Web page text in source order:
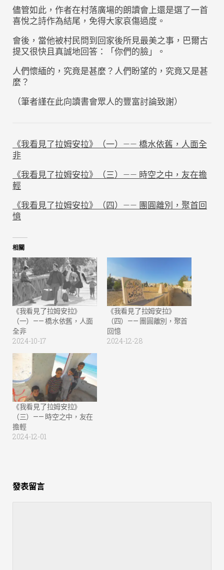
儘管如此，作者在村落廣場的朗讀會上還是選了一首
喜悅之詩作為結尾，免得大家哀傷過度。
會後，當他被村民問到回家後所見最美之事，巴爾古
提又很快且真誠地回答：「你們的臉」。
人們懷緬的，究竟是甚麼？人們盼望的，究竟又是甚
麼？
（筆者謹在此向讀書會眾人的豐富討論致謝）
《我看見了拉姆安拉》（一）—— 橋水依舊，人面全
非
《我看見了拉姆安拉》（三）—— 時空之中，友在擔
輕
《我看見了拉姆安拉》（四）—— 團圓離別，聚首回
憶
相關
《我看見了拉姆安拉》
（一）—— 橋水依舊，人面
全非
2024-10-17
《我看見了拉姆安拉》
（四）—— 團圓離別，聚首
回憶
2024-12-28
《我看見了拉姆安拉》
（三）—— 時空之中，友在
擔輕
2024-12-01
發表留言